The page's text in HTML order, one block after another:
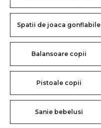
Spatii de joaca gonflabile
Balansoare copii
Pistoale copii
Sanie bebelusi